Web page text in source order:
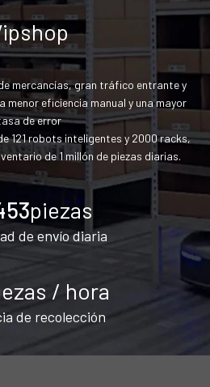
mercancías, gran tráfico entrante y
menor eficiencia manual y una mayor
de error
121 robots inteligentes y 2000 racks,
de 1 millón de piezas diarias.
piezas
de envío diaria
/ hora
de recolección